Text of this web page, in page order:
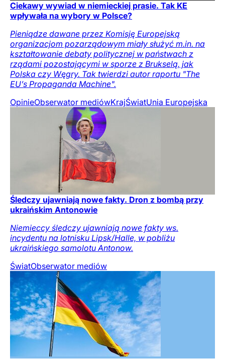
Ciekawy wywiad w niemieckiej prasie. Tak KE
wpływała na wybory w Polsce?
Pieniądze dawane przez Komisję Europejską
organizacjom pozarządowym miały służyć m.in. na
kształtowanie debaty politycznej w państwach z
rządami pozostającymi w sporze z Brukselą, jak
Polska czy Węgry. Tak twierdzi autor raportu "The
EU’s Propaganda Machine".
OpinieObserwator mediówKrajŚwiatUnia Europejska
Śledczy ujawniają nowe fakty. Dron z bombą przy
ukraińskim Antonowie
Niemieccy śledczy ujawniają nowe fakty ws.
incydentu na lotnisku Lipsk/Halle, w pobliżu
ukraińskiego samolotu Antonow.
ŚwiatObserwator mediów